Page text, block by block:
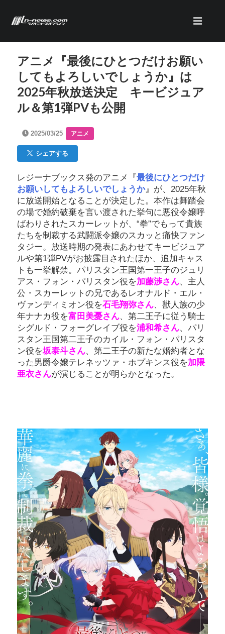
アニメ『最後にひとつだけお願い
してもよろしいでしょうか』は
2025年秋放送決定 キービジュア
ル＆第1弾PVも公開
2025/03/25 アニメ
シェアする
レジーナブックス発のアニメ『 最後にひとつだけ
お願いしてもよろしいでしょうか』が、2025年秋
に放送開始となることが決定した。本作は舞踏会
の場で婚約破棄を言い渡された挙句に悪役令嬢呼
ばわりされたスカーレットが、“拳”でもって貴族
たちを制裁する武闘派令嬢のスカッと痛快ファン
タジー。放送時期の発表にあわせてキービジュア
ルや第1弾PVがお披露目されたほか、追加キャス
トも一挙解禁。パリスタン王国第一王子のジュリ
アス・フォン・パリスタン役を加藤渉さん、主人
公・スカーレットの兄であるレオナルド・エル・
ヴァンディミオン役を石毛翔弥さん、獣人族の少
年ナナカ役を富田美憂さん、第二王子に従う騎士
シグルド・フォーグレイブ役を浦和希さん、パリ
スタン王国第二王子のカイル・フォン・パリスタ
ン役を坂泰斗さん、第二王子の新たな婚約者とな
った男爵令嬢テレネッツァ・ホプキンス役を加隈
亜衣さんが演じることが明らかとなった。